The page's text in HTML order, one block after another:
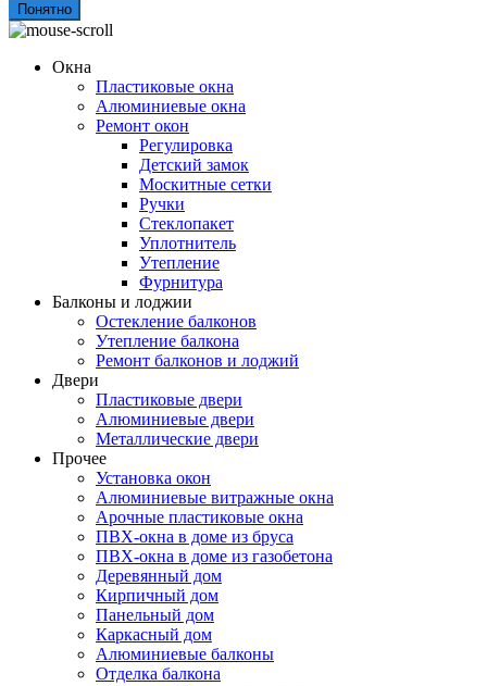
Понятно
Окна
Пластиковые окна
Алюминиевые окна
Ремонт окон
Регулировка
Детский замок
Москитные сетки
Ручки
Стеклопакет
Уплотнитель
Утепление
Фурнитура
Балконы и лоджии
Остекление балконов
Утепление балкона
Ремонт балконов и лоджий
Двери
Пластиковые двери
Алюминиевые двери
Металлические двери
Прочее
Установка окон
Алюминиевые витражные окна
Арочные пластиковые окна
ПВХ-окна в доме из бруса
ПВХ-окна в доме из газобетона
Деревянный дом
Кирпичный дом
Панельный дом
Каркасный дом
Алюминиевые балконы
Отделка балкона